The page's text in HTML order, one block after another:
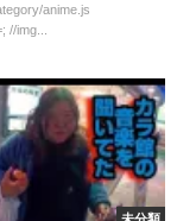
anime.js
//img...